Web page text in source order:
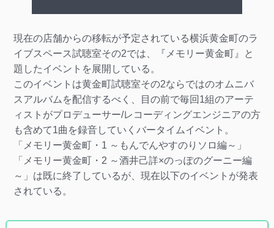
現在の店舗からの移転が予定されている横浜黄金町のラ
イブスペース試聴室その2では、『メモリー黄金町』と
題したイベントを展開している。
このイベントは黄金町試聴室その2ならではのオムニバ
スアルバムを配信するべく、目の前で毎回1組のアーテ
ィストがプロデューサー/レコーディングエンジニアの方
も含めて1曲を録音していくバータイムイベント。
「メモリー黄金町・1 ～もんでんやすのりソロ編～」
「メモリー黄金町・2 ～酒井己詳×のっぽのグーニー編
～」は既に終了しているが、現在以下のイベントが発表
されている。